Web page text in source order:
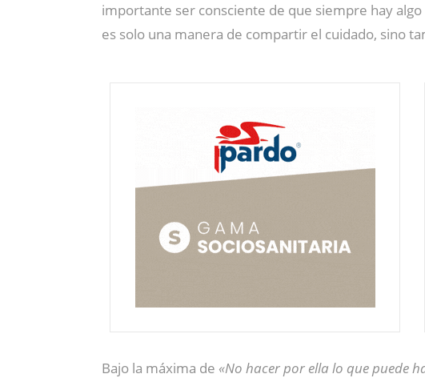
importante ser consciente de que siempre hay
es solo una manera de compartir el cuidado, sino
Bajo la máxima de «No hacer por ella lo que puede